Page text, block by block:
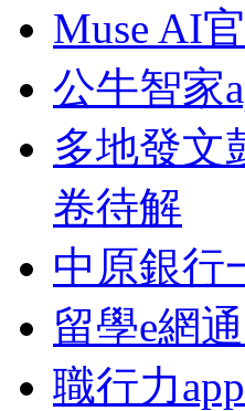
Muse AI
公牛智家
多地發文
卷待解
中原銀行
留學e網
職行力